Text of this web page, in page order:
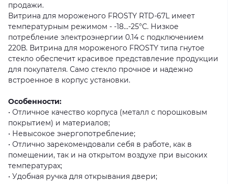
продажи.
Витрина для мороженого FROSTY RTD-67L имеет
температурным режимом - -18…-25°С. Низкое
потребление электроэнергии 0.14 с подключением
220В. Витрина для мороженого FROSTY типа гнутое
стекло обеспечит красивое представление продукции
для покупателя. Само стекло прочное и надежно
встроенное в корпус установки.
Особенности:
• Отличное качество корпуса (металл с порошковым
покрытием) и материалов;
• Невысокое энергопотребление;
• Отлично зарекомендовали себя в работе, как в
помещении, так и на открытом воздухе при высоких
температурах;
• Удобная ручка для открывания двери;